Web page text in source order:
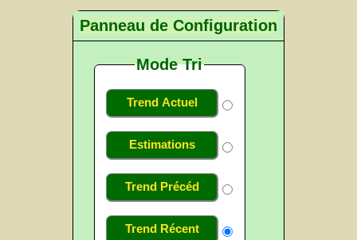
Panneau de Configuration
Mode Tri
Trend Actuel
Estimations
Trend Précéd
Trend Récent